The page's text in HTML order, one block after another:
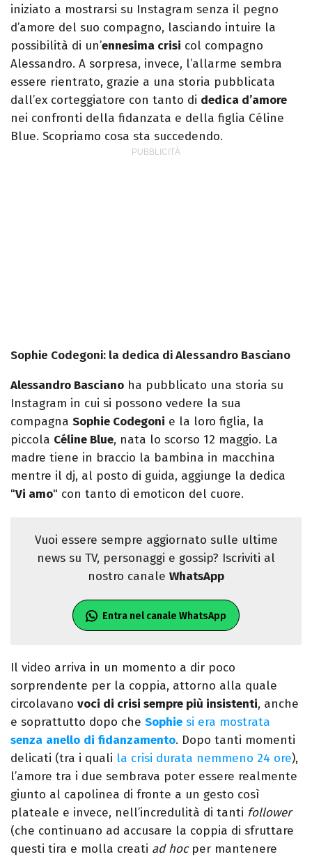
iniziato a mostrarsi su Instagram senza il pegno
d’amore del suo compagno, lasciando intuire la
possibilità di un’ennesima crisi col compagno
Alessandro. A sorpresa, invece, l’allarme sembra
essere rientrato, grazie a una storia pubblicata
dall’ex corteggiatore con tanto di dedica d’amore
nei confronti della fidanzata e della figlia Céline
Blue. Scopriamo cosa sta succedendo.
Sophie Codegoni: la dedica di Alessandro Basciano
Alessandro Basciano ha pubblicato una storia su
Instagram in cui si possono vedere la sua
compagna Sophie Codegoni e la loro figlia, la
piccola Céline Blue, nata lo scorso 12 maggio. La
madre tiene in braccio la bambina in macchina
mentre il dj, al posto di guida, aggiunge la dedica
"Vi amo" con tanto di emoticon del cuore.
Vuoi essere sempre aggiornato sulle ultime
news su TV, personaggi e gossip? Iscriviti al
nostro canale WhatsApp
Entra nel canale WhatsApp
Il video arriva in un momento a dir poco
sorprendente per la coppia, attorno alla quale
circolavano voci di crisi sempre più insistenti, anche
e soprattutto dopo che Sophie si era mostrata
senza anello di fidanzamento. Dopo tanti momenti
delicati (tra i quali la crisi durata nemmeno 24 ore),
l’amore tra i due sembrava poter essere realmente
giunto al capolinea di fronte a un gesto così
plateale e invece, nell’incredulità di tanti follower
(che continuano ad accusare la coppia di sfruttare
questi tira e molla creati ad hocper mantenere